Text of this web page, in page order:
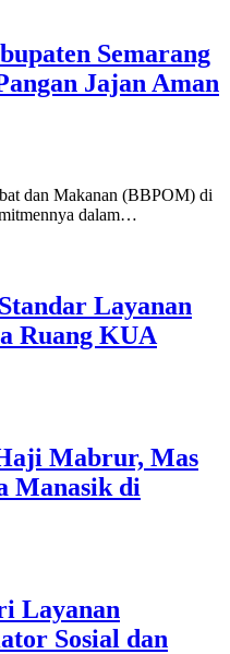
Semarang
Jajan Aman
dan Makanan (BBPOM) di
dalam…
Layanan
Ruang KUA
Mabrur, Mas
Manasik di
Layanan
Sosial dan